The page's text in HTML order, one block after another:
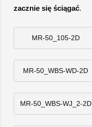
zacznie się ściągać.
MR-50_105-2D
MR-50_WBS-WD-2D
MR-50_WBS-WJ_2-2D